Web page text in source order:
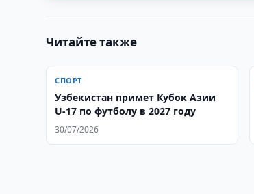
Читайте также
СПОРТ
Узбекистан примет Кубок Азии
U-17 по футболу в 2027 году
30/07/2026